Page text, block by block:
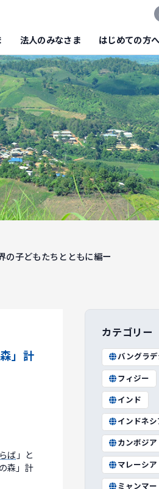
法人のみなさま はじめての方へ
子どもたちとともに編ー
」計
ば 」と
森」計
カテゴリー
バングラデ
フィジー
インド
インドネシ
カンボジア
マレーシア
ミャンマー